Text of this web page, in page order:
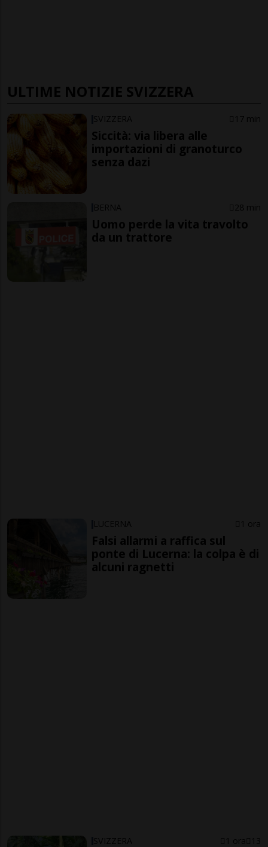
ULTIME NOTIZIE SVIZZERA
SVIZZERA 17 min
Siccità: via libera alle
importazioni di granoturco
senza dazi
BERNA 28 min
Uomo perde la vita travolto
da un trattore
LUCERNA 1 ora
Falsi allarmi a raffica sul
ponte di Lucerna: la colpa è di
alcuni ragnetti
SVIZZERA 1 ora 13